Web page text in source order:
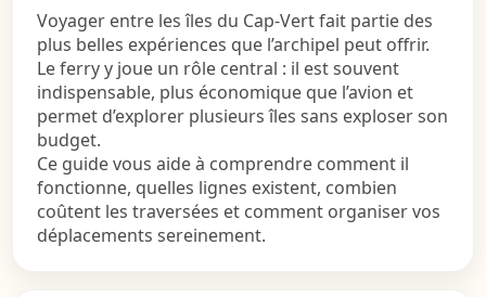
Voyager entre les îles du Cap-Vert fait partie des
plus belles expériences que l’archipel peut offrir.
Le ferry y joue un rôle central : il est souvent
indispensable, plus économique que l’avion et
permet d’explorer plusieurs îles sans exploser son
budget.
Ce guide vous aide à comprendre comment il
fonctionne, quelles lignes existent, combien
coûtent les traversées et comment organiser vos
déplacements sereinement.